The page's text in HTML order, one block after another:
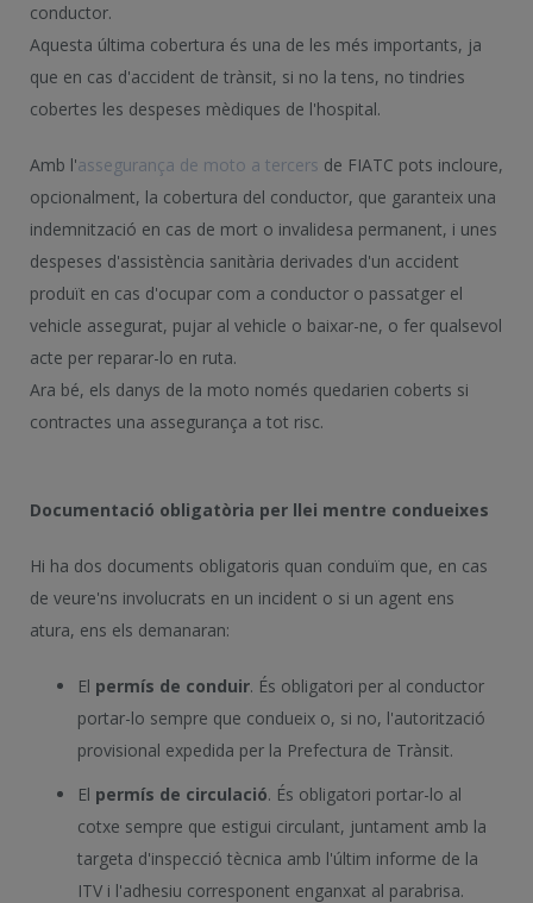
conductor.
Aquesta última cobertura és una de les més importants, ja
que en cas d'accident de trànsit, si no la tens, no tindries
cobertes les despeses mèdiques de l'hospital.
Amb l'assegurança de moto a tercers de FIATC pots incloure,
opcionalment, la cobertura del conductor, que garanteix una
indemnització en cas de mort o invalidesa permanent, i unes
despeses d'assistència sanitària derivades d'un accident
produït en cas d'ocupar com a conductor o passatger el
vehicle assegurat, pujar al vehicle o baixar-ne, o fer qualsevol
acte per reparar-lo en ruta.
Ara bé, els danys de la moto només quedarien coberts si
contractes una assegurança a tot risc.
Documentació obligatòria per llei mentre condueixes
Hi ha dos documents obligatoris quan conduïm que, en cas
de veure'ns involucrats en un incident o si un agent ens
atura, ens els demanaran:
El permís de conduir. És obligatori per al conductor
portar-lo sempre que condueix o, si no, l'autorització
provisional expedida per la Prefectura de Trànsit.
El permís de circulació. És obligatori portar-lo al
cotxe sempre que estigui circulant, juntament amb la
targeta d'inspecció tècnica amb l'últim informe de la
ITV i l'adhesiu corresponent enganxat al parabrisa.